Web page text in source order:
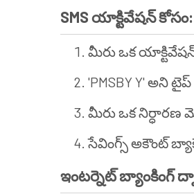
SMS యాక్టివేషన్ కోసం:
మీరు ఒక యాక్టివేషన్
'PMSBY Y' అని
మీరు ఒక నిర్ధారణ
సేవింగ్స్ అకౌంట్
ఇంటర్నెట్ బ్యాంకింగ్